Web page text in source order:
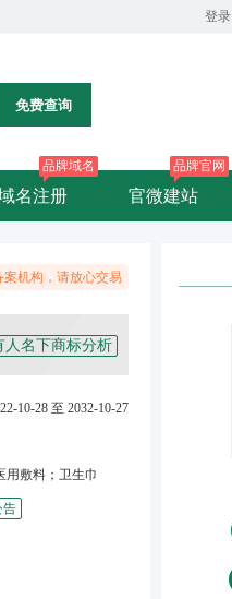
登录
免费查询
名注册
品牌域名
官微建站
品牌官网
案机构，请放心交易
人名下商标分析
10-28 至 2032-10-27
用敷料；卫生巾
告